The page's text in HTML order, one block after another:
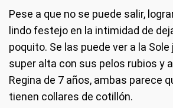
Pese a que no se puede salir,
lindo festejo en la intimidad de
poquito. Se las puede ver a la
super alta con sus pelos rubios y
Regina de 7 años, ambas parece
tienen collares de cotillón.